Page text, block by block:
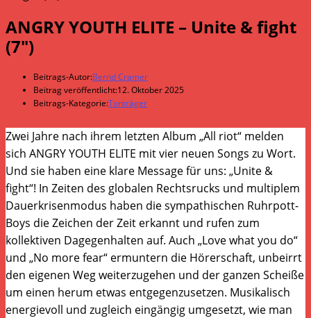
ANGRY YOUTH ELITE – Unite & fight
(7″)
Beitrags-Autor:Bernd Cramer
Beitrag veröffentlicht:12. Oktober 2025
Beitrags-Kategorie:Tonträger
Zwei Jahre nach ihrem letzten Album „All riot“ melden
sich ANGRY YOUTH ELITE mit vier neuen Songs zu Wort.
Und sie haben eine klare Message für uns: „Unite &
fight“! In Zeiten des globalen Rechtsrucks und multiplem
Dauerkrisenmodus haben die sympathischen Ruhrpott-
Boys die Zeichen der Zeit erkannt und rufen zum
kollektiven Dagegenhalten auf. Auch „Love what you do“
und „No more fear“ ermuntern die Hörerschaft, unbeirrt
den eigenen Weg weiterzugehen und der ganzen Scheiße
um einen herum etwas entgegenzusetzen. Musikalisch
energievoll und zugleich eingängig umgesetzt, wie man